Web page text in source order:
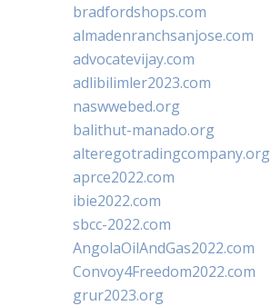
bradfordshops.com
almadenranchsanjose.com
advocatevijay.com
adlibilimler2023.com
naswwebed.org
balithut-manado.org
alteregotradingcompany.org
aprce2022.com
ibie2022.com
sbcc-2022.com
AngolaOilAndGas2022.com
Convoy4Freedom2022.com
grur2023.org